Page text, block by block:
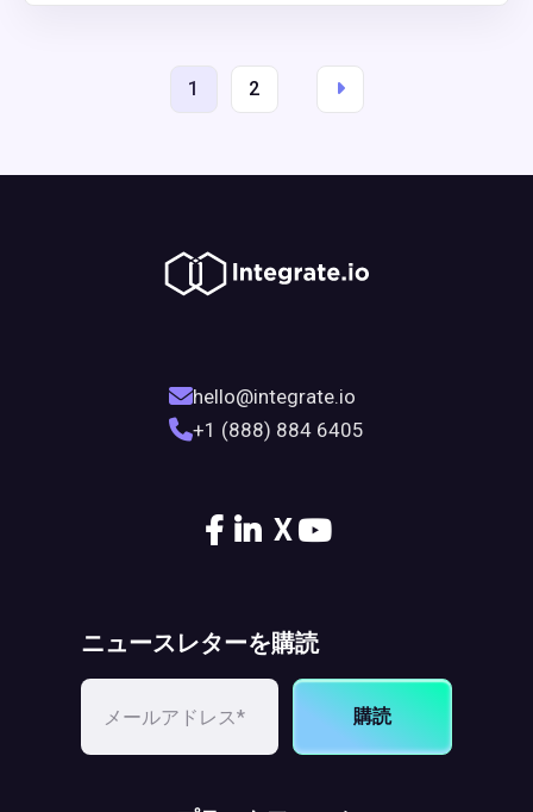
1 2
hello@integrate.io
+1 (888) 884 6405
X
ニュースレターを購読
購読